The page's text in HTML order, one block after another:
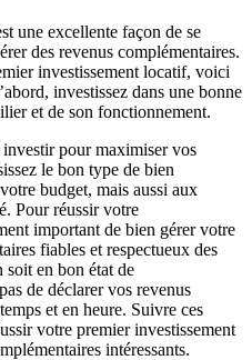
une excellente façon de se
des revenus complémentaires.
investissement locatif, voici
investissez dans une bonne
et de son fonctionnement.
pour maximiser vos
le bon type de bien
budget, mais aussi aux
Pour réussir votre
important de bien gérer votre
fiables et respectueux des
en bon état de
de déclarer vos revenus
et en heure. Suivre ces
votre premier investissement
intéressants.